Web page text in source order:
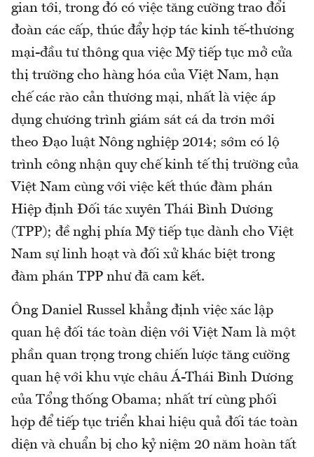
gian tới, trong đó có việc tăng cường trao đổi
đoàn các cấp, thúc đẩy hợp tác kinh tế-thương
mại-đầu tư thông qua việc Mỹ tiếp tục mở cửa
thị trường cho hàng hóa của Việt Nam, hạn
chế các rào cản thương mại, nhất là việc áp
dụng chương trình giám sát cá da trơn mới
theo Đạo luật Nông nghiệp 2014; sớm có lộ
trình công nhận quy chế kinh tế thị trường của
Việt Nam cùng với việc kết thúc đàm phán
Hiệp định Đối tác xuyên Thái Bình Dương
(TPP); đề nghị phía Mỹ tiếp tục dành cho Việt
Nam sự linh hoạt và đối xử khác biệt trong
đàm phán TPP như đã cam kết.
Ông Daniel Russel khẳng định việc xác lập
quan hệ đối tác toàn diện với Việt Nam là một
phần quan trọng trong chiến lược tăng cường
quan hệ với khu vực châu Á-Thái Bình Dương
của Tổng thống Obama; nhất trí cùng phối
hợp để tiếp tục triển khai hiệu quả đối tác toàn
diện và chuẩn bị cho kỷ niệm 20 năm hoàn tất